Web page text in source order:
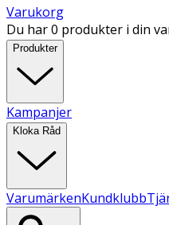
Varukorg
Du har 0 produkter i din
Produkter
Kampanjer
Kloka Råd
VarumärkenKundklubb